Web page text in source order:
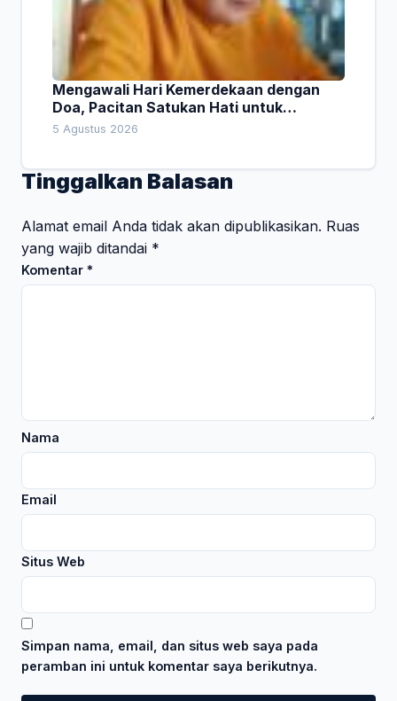
Mengawali Hari Kemerdekaan dengan
Doa, Pacitan Satukan Hati untuk
Indonesia
5 Agustus 2026
Tinggalkan Balasan
Alamat email Anda tidak akan dipublikasikan. Ruas
yang wajib ditandai *
Komentar *
Nama
Email
Situs Web
Simpan nama, email, dan situs web saya pada
peramban ini untuk komentar saya berikutnya.